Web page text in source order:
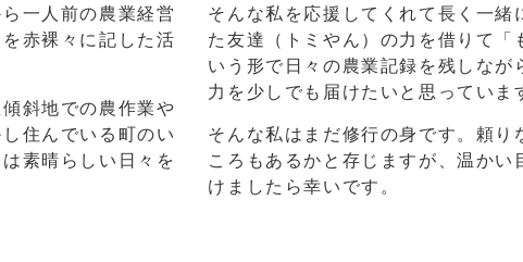
一人前の農業経営
赤裸々に記した活
斜地での農作業や
住んでいる町のい
素晴らしい日々を
そんな私を応援してくれて長く一緒
た友達（トミやん）の力を借りて「
いう形で日々の農業記録を残しなが
力を少しでも届けたいと思っていま
そんな私はまだ修行の身です。頼り
ころもあるかと存じますが、温かい
けましたら幸いです。